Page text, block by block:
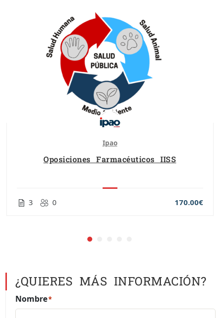
Ipao
Oposiciones Farmacéuticos IISS
3 0 170.00€
¿QUIERES MÁS INFORMACIÓN?
Nombre*